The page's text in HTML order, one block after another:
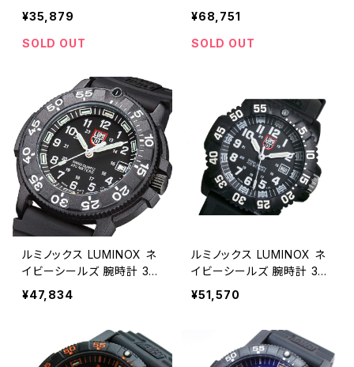
ンズ 腕時計 3003 ブルー
¥35,879
SOLD OUT
ES 3253-CB 腕時計 メン
ズ ネイビー クオーツ アナ
ログ
¥68,751
SOLD OUT
ルミノックス LUMINOX ネ
イビーシールズ 腕時計 30
01 ダイブウォッチ クオーツ
ブラック
¥47,834
ルミノックス LUMINOX ネ
イビーシールズ 腕時計 30
51
¥51,570